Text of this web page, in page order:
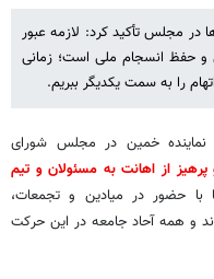
مجلس تأکید کرد: لازمه عبور
حفظ انسجام ملی است؛ زمانی
را به سمت یکدیگر ببریم.
نماینده خمین در مجلس شورای
از اهانت به مسئولان و تیم
حضور در میادین و تجمعات،
و همه آحاد جامعه در این حرکت